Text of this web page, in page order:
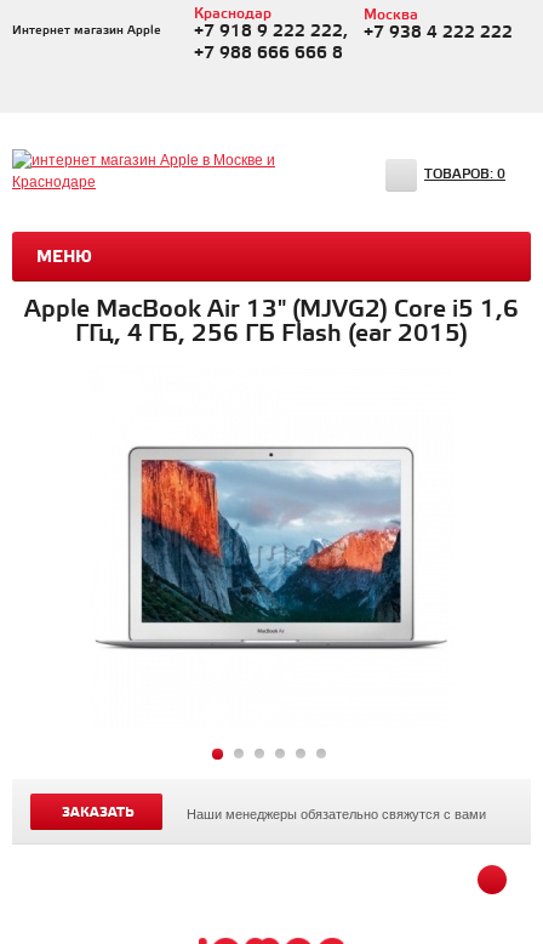
Интернет магазин Apple
Краснодар
+7 918 9 222 222,
+7 988 666 666 8
Москва
+7 938 4 222 222
МЕНЮ
ТОВАРОВ: 0
Apple MacBook Air 13" (MJVG2) Core i5 1,6
ГГц, 4 ГБ, 256 ГБ Flash (ear 2015)
ЗАКАЗАТЬ Наши менеджеры обязательно свяжутся с вами